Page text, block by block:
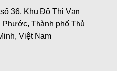
36, Khu Đô Thị Vạn
Thành phố Thủ
Việt Nam